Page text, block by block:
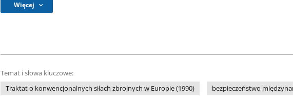
Więcej
Temat i słowa kluczowe:
Traktat o konwencjonalnych siłach zbrojnych w Europie (1990)
bezpieczeństwo